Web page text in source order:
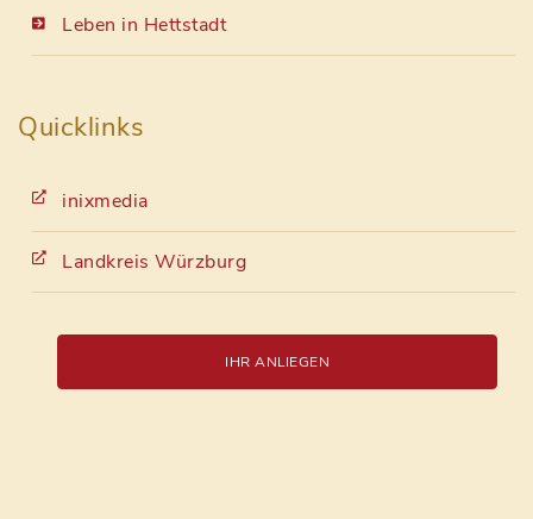
Leben in Hettstadt
Quicklinks
inixmedia
Landkreis Würzburg
IHR ANLIEGEN